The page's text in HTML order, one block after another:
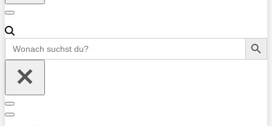
Navigationsmenü
Search
for:
Search Button
Navigationsmenü
Navigationsmenü